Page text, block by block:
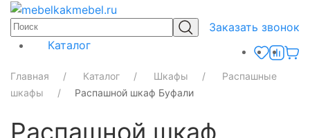
Заказать звонок
Каталог
Главная Каталог Шкафы
Распашные
шкафы
Распашной шкаф Буфали
Распашной шкаф